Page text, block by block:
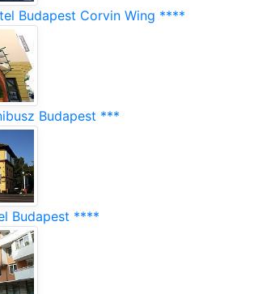
Budapest Corvin Wing ****
Budapest ***
Budapest ****